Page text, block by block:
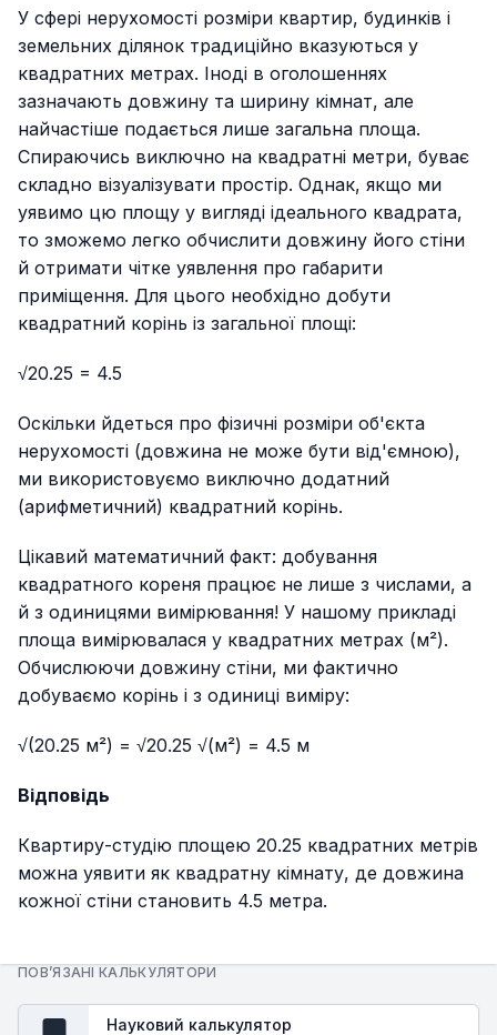
У сфері нерухомості розміри квартир, будинків і
земельних ділянок традиційно вказуються у
квадратних метрах. Іноді в оголошеннях
зазначають довжину та ширину кімнат, але
найчастіше подається лише загальна площа.
Спираючись виключно на квадратні метри, буває
складно візуалізувати простір. Однак, якщо ми
уявимо цю площу у вигляді ідеального квадрата,
то зможемо легко обчислити довжину його стіни
й отримати чітке уявлення про габарити
приміщення. Для цього необхідно добути
квадратний корінь із загальної площі:
√20.25 = 4.5
Оскільки йдеться про фізичні розміри об'єкта
нерухомості (довжина не може бути від'ємною),
ми використовуємо виключно додатний
(арифметичний) квадратний корінь.
Цікавий математичний факт: добування
квадратного кореня працює не лише з числами, а
й з одиницями вимірювання! У нашому прикладі
площа вимірювалася у квадратних метрах (м²).
Обчислюючи довжину стіни, ми фактично
добуваємо корінь і з одиниці виміру:
√(20.25 м²) = √20.25 √(м²) = 4.5 м
Відповідь
Квартиру-студію площею 20.25 квадратних метрів
можна уявити як квадратну кімнату, де довжина
кожної стіни становить 4.5 метра.
ПОВ’ЯЗАНІ КАЛЬКУЛЯТОРИ
Науковий калькулятор